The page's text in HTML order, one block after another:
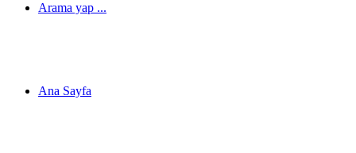
Arama yap ...
Ana Sayfa